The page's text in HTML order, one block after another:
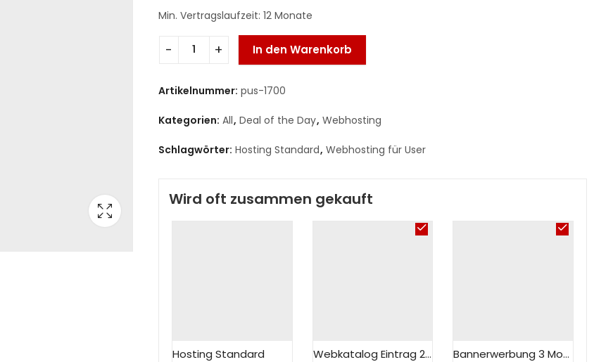
Min. Vertragslaufzeit: 12 Monate
In den Warenkorb
Artikelnummer: pus-1700
Kategorien: All, Deal of the Day, Webhosting
Schlagwörter: Hosting Standard, Webhosting für User
Wird oft zusammen gekauft
Hosting Standard Webkatalog Eintrag 200 Bannerwerbung 3 Monate